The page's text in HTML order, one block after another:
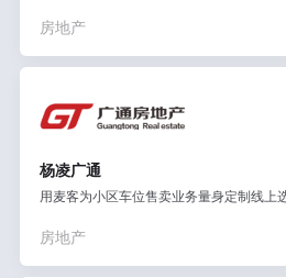
房地产
杨凌广通
用麦客为小区车位售卖业务量身定制线上
房地产